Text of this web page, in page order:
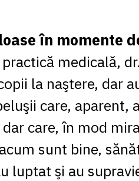
în momente
medicală,
la naştere, dar
care, aparent,
care, în mod
sunt bine,
luptat şi au